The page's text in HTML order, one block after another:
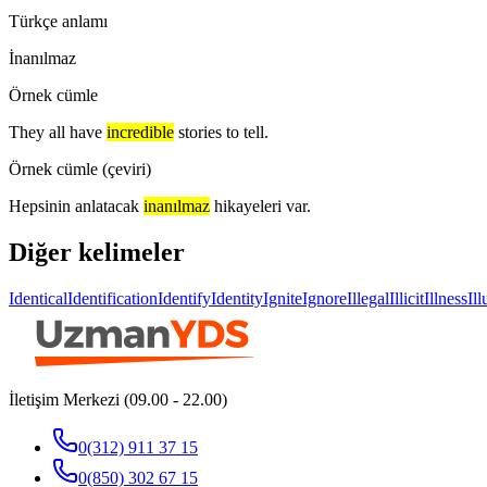
Türkçe anlamı
İnanılmaz
Örnek cümle
They all have incredible stories to tell.
Örnek cümle (çeviri)
Hepsinin anlatacak inanılmaz hikayeleri var.
Diğer kelimeler
IdenticalIdentificationIdentifyIdentityIgniteIgnoreIllegalIllicitIllness
İletişim Merkezi (09.00 - 22.00)
0(312) 911 37 15
0(850) 302 67 15